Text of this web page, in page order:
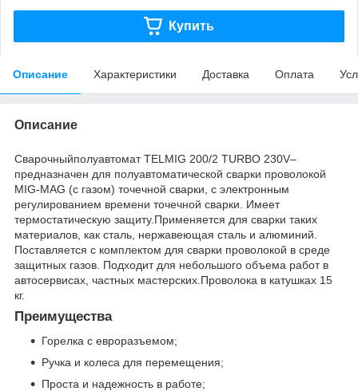
Купить
Описание Характеристики Доставка Оплата
Описание
Сварочныйполуавтомат TELMIG 200/2 TURBO 230V–
предназначен для полуавтоматической сварки проволокой
MIG-MAG (с газом) точечной сварки, с электронным
регулированием времени точечной сварки. Имеет
термостатическую защиту.Применяется для сварки таких
материалов, как сталь, нержавеющая сталь и алюминий.
Поставляется с комплектом для сварки проволокой в среде
защитных газов. Подходит для небольшого объема работ в
автосервисах, частных мастерских.Проволока в катушках 15
кг.
Преимущества
Горелка с евроразъемом;
Ручка и колеса для перемещения;
Проста и надежность в работе;